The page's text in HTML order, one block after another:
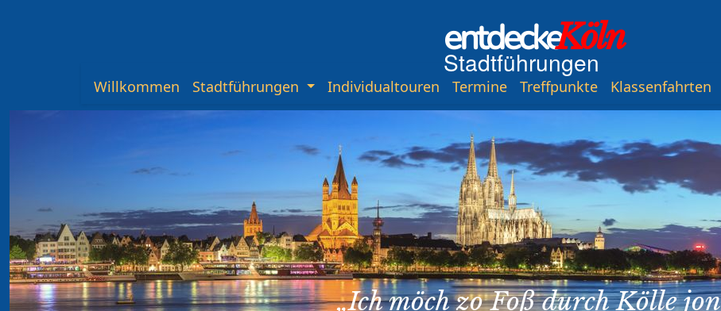
entdeckeKöln
Stadtführungen
Willkommen Stadtführungen Individualtouren Termine Treffpunkte Klassenfahrten
Ich möch zo Foß durch Kölle jon